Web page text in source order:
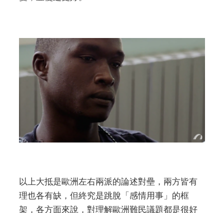
以上大抵是歐洲左右兩派的論述對壘，兩方皆有
理也各有缺，但終究是跳脫「感情用事」的框
架，各方面來說，對理解歐洲難民議題都是很好